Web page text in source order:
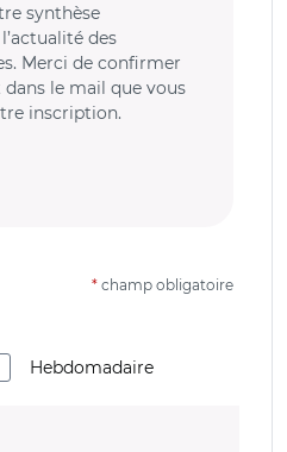
synthèse
des
Merci de confirmer
le mail que vous
inscription.
* champ obligatoire
Hebdomadaire
obligatoire)